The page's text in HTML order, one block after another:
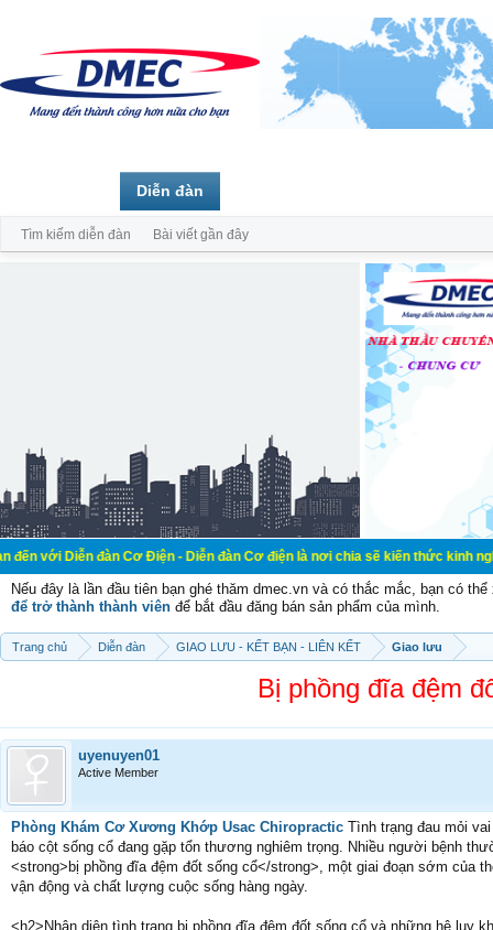
đàn Cơ Điện - Diễn đàn Cơ điện là nơi chia sẽ kiến thức kinh nghiệm
Nếu đây là lần đầu tiên bạn ghé thăm dmec.vn và có thắc mắc, bạn có
để trở thành thành viên để bắt đầu đăng bán sản phẩm của mình.
Trang chủ Diễn đàn GIAO LƯU - KẾT BẠN - LIÊN KẾT Giao lưu
Bị phồng đĩa đệm
uyenuyen01
Active Member
Phòng Khám Cơ Xương Khớp Usac Chiropractic Tình trạng đau mỏi
báo cột sống cổ đang gặp tổn thương nghiêm trọng. Nhiều người bệnh
<strong>bị phồng đĩa đệm đốt sống cổ</strong>, một giai đoạn sớm
vận động và chất lượng cuộc sống hàng ngày.
<h2>Nhận diện tình trạng bị phồng đĩa đệm đốt sống cổ và những hệ lụy
Diễn đàn
Tìm kiếm diễn đàn Bài viết gần đây